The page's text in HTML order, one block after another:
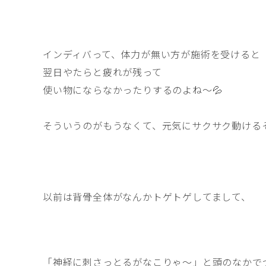
インディバって、体力が無い方が施術を受けると
翌日やたらと疲れが残って
使い物にならなかったりするのよね〜💦
そういうのがもうなくて、元気にサクサク動ける
以前は背骨全体がなんかトゲトゲしてまして、
「神経に刺さっとるがなこりゃ〜」と頭のなか